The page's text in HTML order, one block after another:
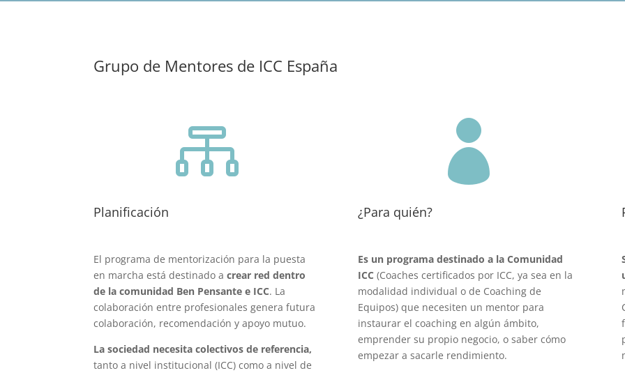
Grupo de Mentores de ICC España

Planificación
El programa de mentorización para la puesta
en marcha está destinado acrear red dentro
de la comunidad Ben Pensante e ICC. La
colaboración entre profesionales genera futura
colaboración, recomendación y apoyo mutuo.
La sociedad necesita colectivos de referencia,
tanto a nivel institucional (ICC) como a nivel de

¿Para quién?
Es un programa destinado a la Comunidad
ICC (Coaches certificados por ICC, ya sea en la
modalidad individual o de Coaching de
Equipos) que necesiten un mentor para
instaurar el coaching en algún ámbito,
emprender su propio negocio, o saber cómo
empezar a sacarle rendimiento.